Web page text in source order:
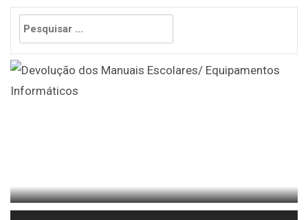
Pesquisar